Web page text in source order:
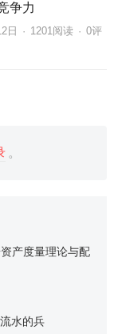
争力
日 · 1201阅读 · 0评
。
产度量理论与配
水的兵